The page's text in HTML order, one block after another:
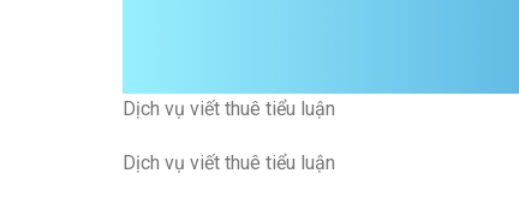
Dịch vụ viết thuê tiểu luận
Dịch vụ viết thuê tiểu luận